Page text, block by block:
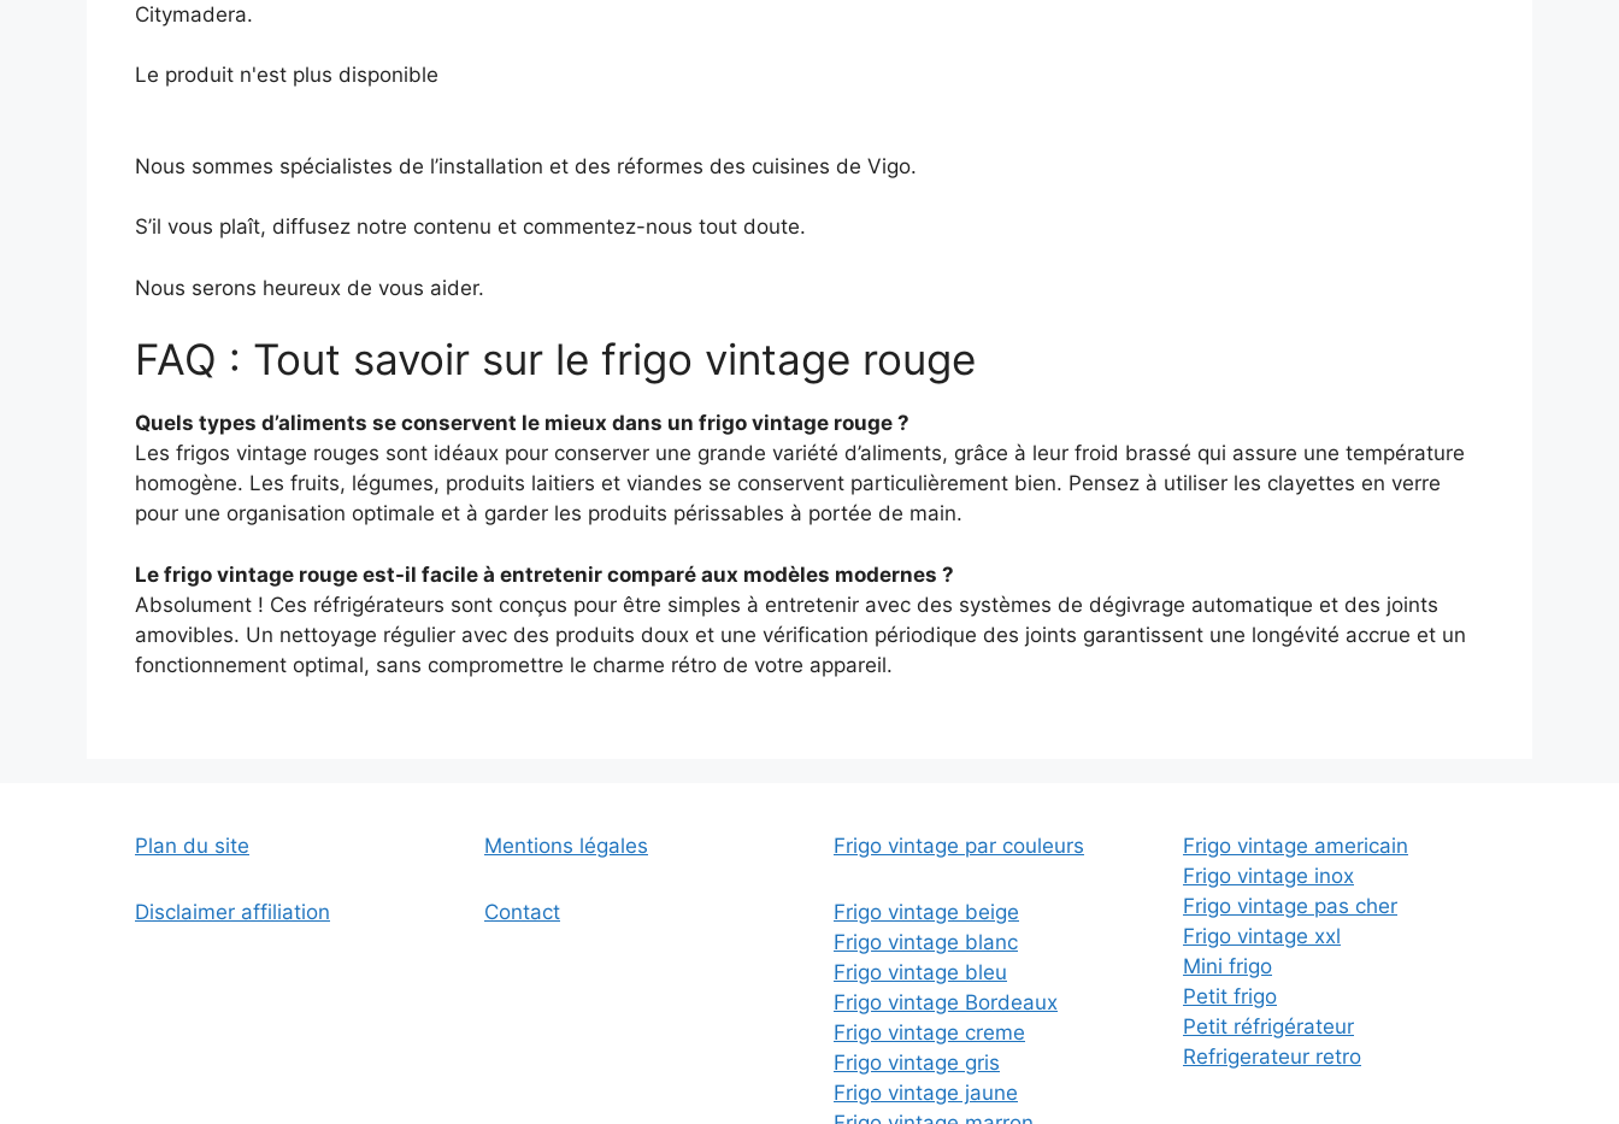
Citymadera.
Le produit n'est plus disponible
Nous sommes spécialistes de l’installation et des réformes des cuisines de Vigo.
S’il vous plaît, diffusez notre contenu et commentez-nous tout doute.
Nous serons heureux de vous aider.
FAQ : Tout savoir sur le frigo vintage rouge
Quels types d’aliments se conservent le mieux dans un frigo vintage rouge ?
Les frigos vintage rouges sont idéaux pour conserver une grande variété d’aliments, grâce à leur froid brassé qui assure une température
homogène. Les fruits, légumes, produits laitiers et viandes se conservent particulièrement bien. Pensez à utiliser les clayettes en verre
pour une organisation optimale et à garder les produits périssables à portée de main.
Le frigo vintage rouge est-il facile à entretenir comparé aux modèles modernes ?
Absolument ! Ces réfrigérateurs sont conçus pour être simples à entretenir avec des systèmes de dégivrage automatique et des joints
amovibles. Un nettoyage régulier avec des produits doux et une vérification périodique des joints garantissent une longévité accrue et un
fonctionnement optimal, sans compromettre le charme rétro de votre appareil.
Plan du site
Disclaimer affiliation
Mentions légales
Contact
Frigo vintage par couleurs
Frigo vintage beige
Frigo vintage blanc
Frigo vintage bleu
Frigo vintage Bordeaux
Frigo vintage creme
Frigo vintage gris
Frigo vintage jaune
Frigo vintage americain
Frigo vintage inox
Frigo vintage pas cher
Frigo vintage xxl
Mini frigo
Petit frigo
Petit réfrigérateur
Refrigerateur retro